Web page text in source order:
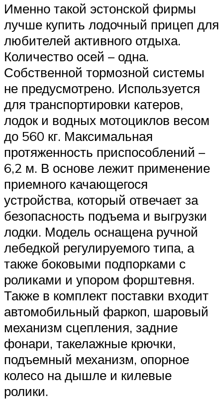
Именно такой эстонской фирмы
лучше купить лодочный прицеп для
любителей активного отдыха.
Количество осей – одна.
Собственной тормозной системы
не предусмотрено. Используется
для транспортировки катеров,
лодок и водных мотоциклов весом
до 560 кг. Максимальная
протяженность приспособлений –
6,2 м. В основе лежит применение
приемного качающегося
устройства, который отвечает за
безопасность подъема и выгрузки
лодки. Модель оснащена ручной
лебедкой регулируемого типа, а
также боковыми подпорками с
роликами и упором форштевня.
Также в комплект поставки входит
автомобильный фаркоп, шаровый
механизм сцепления, задние
фонари, такелажные крючки,
подъемный механизм, опорное
колесо на дышле и килевые
ролики.